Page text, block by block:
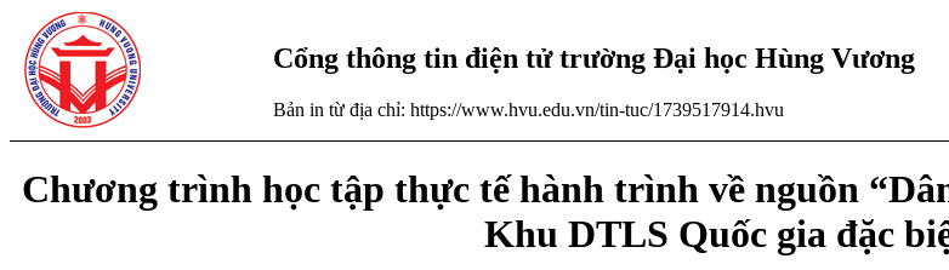
Cổng thông tin điện tử trường Đại học Hùng Vương
Bản in từ địa chỉ: https://www.hvu.edu.vn/tin-tuc/1739517914.hvu
Chương trình học tập thực tế hành trình về nguồn
Khu DTLS Quốc gia đặc